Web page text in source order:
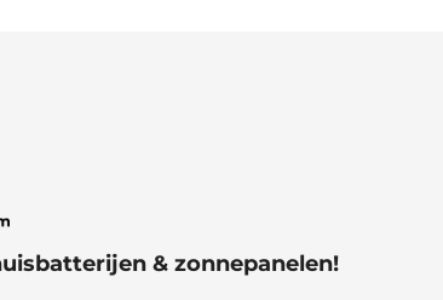
& zonnepanelen!